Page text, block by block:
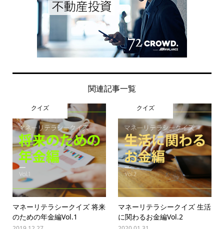
関連記事一覧
クイズ
マネーリテラシークイズ 将来
のための年金編Vol.1
クイズ
マネーリテラシークイズ 生活
に関わるお金編Vol.2